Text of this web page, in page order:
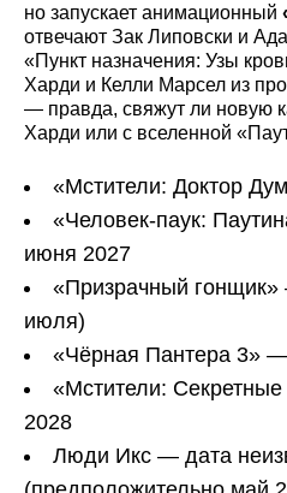
но запускает анимационный
отвечают Зак Липовски и
«Пункт назначения: Узы
Харди и Келли Марсел из
— правда, свяжут ли новую
Харди или с вселенной
«Мстители: Доктор
«Человек-паук:
июня 2027
«Призрачный
июля)
«Чёрная Пантера 3»
«Мстители:
2028
Люди Икс — дата